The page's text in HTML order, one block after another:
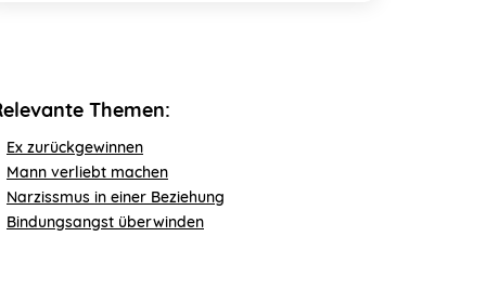
Themen:
Ex zurückgewinnen
Mann verliebt machen
Narzissmus in einer Beziehung
Bindungsangst überwinden